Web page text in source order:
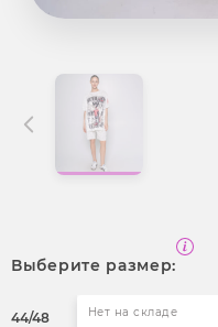
Выберите размер:
44/48 Нет на складе